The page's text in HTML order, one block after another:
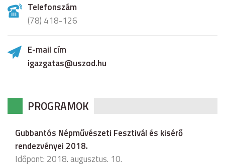
Telefonszám
(78) 418-126
E-mail cím
igazgatas@uszod.hu
PROGRAMOK
Gubbantós Népművészeti Fesztivál és kisérő
rendezvényei 2018.
Időpont: 2018. augusztus. 10.